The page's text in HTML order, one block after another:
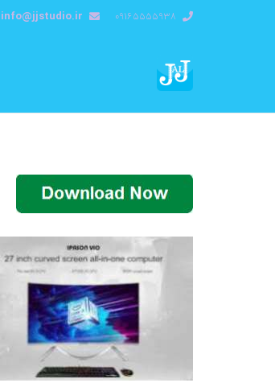
09165555938
info@jjstudio.ir